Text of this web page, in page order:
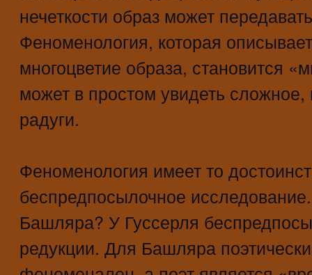
нечеткости образ может
Феноменология, которая
многоцветие образа, становится
может в простом увидеть
радуги.
Феноменология имеет то
беспредпосылочное
Башляра? У Гуссерля
редукции. Для Башляра